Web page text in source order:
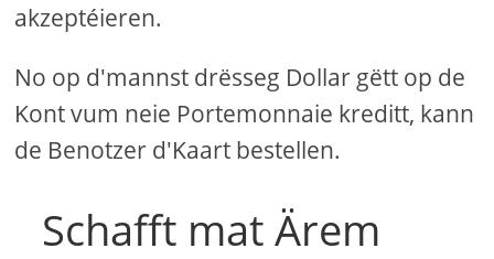
akzeptéieren.
No op d'mannst drësseg Dollar gëtt op de
Kont vum neie Portemonnaie kreditt, kann
de Benotzer d'Kaart bestellen.
Schafft mat Ärem